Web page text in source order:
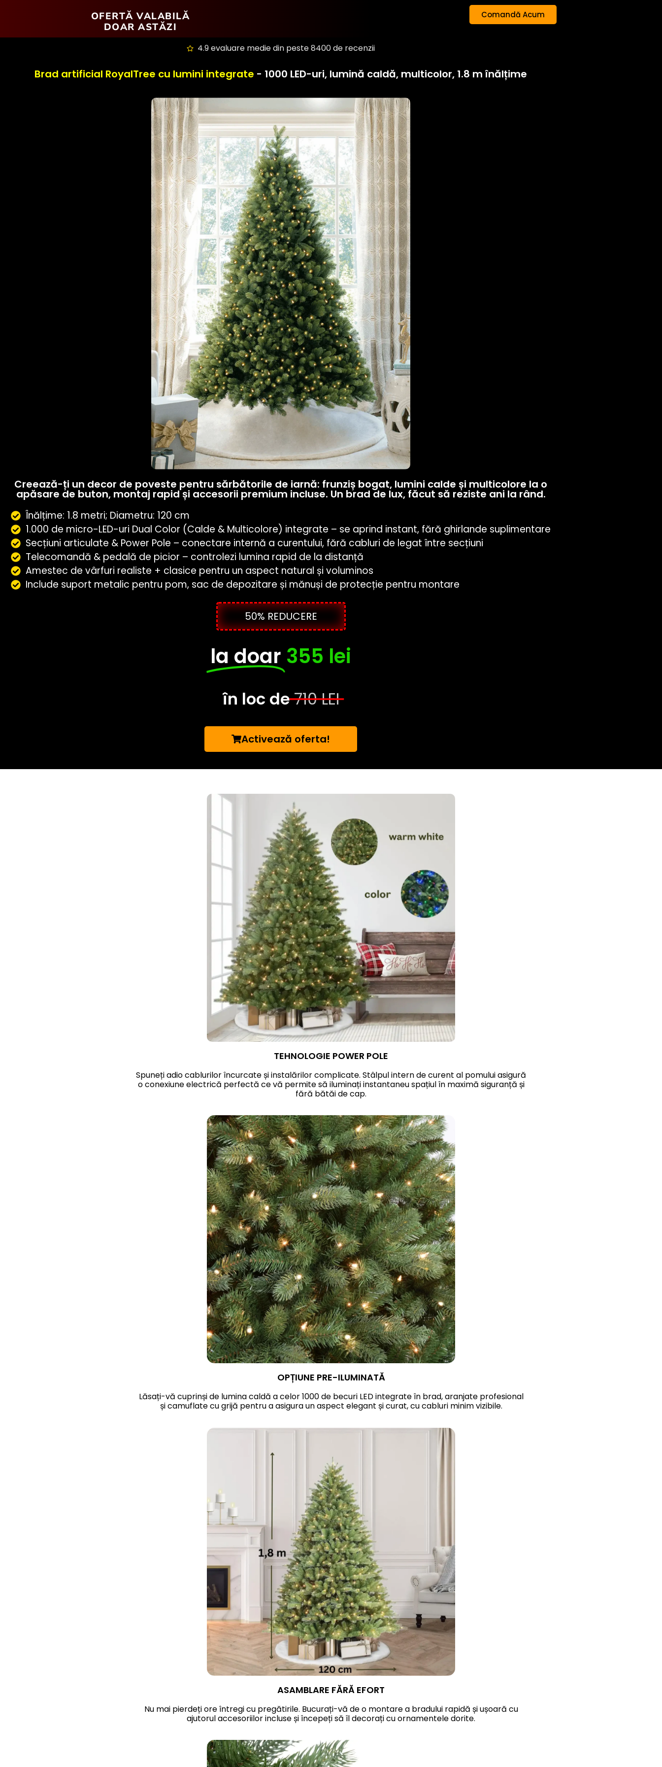
OFERTĂ VALABILĂ
DOAR ASTĂZI
Comandă Acum
4.9 evaluare medie din peste 8400 de recenzii
Brad artificial RoyalTree cu lumini integrate - 1000 LED-uri, lumină caldă, multicolor, 1.8 m înălțime
Creează-ți un decor de poveste pentru sărbătorile de iarnă: frunziș bogat, lumini calde și multicolore la o
apăsare de buton, montaj rapid și accesorii premium incluse. Un brad de lux, făcut să reziste ani la rând.
Înălțime: 1.8 metri; Diametru: 120 cm
1.000 de micro-LED-uri Dual Color (Calde & Multicolore) integrate – se aprind instant, fără ghirlande suplimentare
Secțiuni articulate & Power Pole – conectare internă a curentului, fără cabluri de legat între secțiuni
Telecomandă & pedală de picior – controlezi lumina rapid de la distanță
Amestec de vârfuri realiste + clasice pentru un aspect natural și voluminos
Include suport metalic pentru pom, sac de depozitare și mănuși de protecție pentru montare
50% REDUCERE
la doar 355 lei
în loc de710 LEI
Activează oferta!
TEHNOLOGIE POWER POLE
Spuneți adio cablurilor încurcate și instalărilor complicate. Stâlpul intern de curent al pomului asigură
o conexiune electrică perfectă ce vă permite să iluminați instantaneu spațiul în maximă siguranță și
fără bătăi de cap.
OPȚIUNE PRE-ILUMINATĂ
Lăsați-vă cuprinși de lumina caldă a celor 1000 de becuri LED integrate în brad, aranjate profesional
și camuflate cu grijă pentru a asigura un aspect elegant și curat, cu cabluri minim vizibile.
ASAMBLARE FĂRĂ EFORT
Nu mai pierdeți ore întregi cu pregătirile. Bucurați-vă de o montare a bradului rapidă și ușoară cu
ajutorul accesoriilor incluse și începeți să îl decorați cu ornamentele dorite.